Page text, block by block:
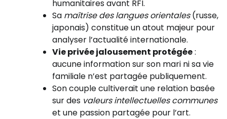
humanitaires avant RFI.
Sa maîtrise des langues orientales(russe,
japonais) constitue un atout majeur pour
analyser l’actualité internationale.
Vie privée jalousement protégée:
aucune information sur son mari ni sa vie
familiale n’est partagée publiquement.
Son couple cultiverait une relation basée
sur des valeurs intellectuelles communes
et une passion partagée pour l’art.